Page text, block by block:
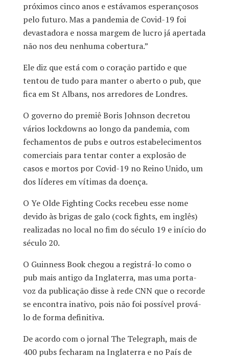
próximos cinco anos e estávamos esperançosos
pelo futuro. Mas a pandemia de Covid-19 foi
devastadora e nossa margem de lucro já apertada
não nos deu nenhuma cobertura.”
Ele diz que está com o coração partido e que
tentou de tudo para manter o aberto o pub, que
fica em St Albans, nos arredores de Londres.
O governo do premiê Boris Johnson decretou
vários lockdowns ao longo da pandemia, com
fechamentos de pubs e outros estabelecimentos
comerciais para tentar conter a explosão de
casos e mortos por Covid-19 no Reino Unido, um
dos líderes em vítimas da doença.
O Ye Olde Fighting Cocks recebeu esse nome
devido às brigas de galo (cock fights, em inglês)
realizadas no local no fim do século 19 e início do
século 20.
O Guinness Book chegou a registrá-lo como o
pub mais antigo da Inglaterra, mas uma porta-
voz da publicação disse à rede CNN que o recorde
se encontra inativo, pois não foi possível prová-
lo de forma definitiva.
De acordo com o jornal The Telegraph, mais de
400 pubs fecharam na Inglaterra e no País de